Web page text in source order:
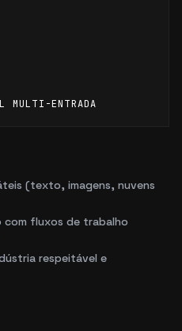
MULTI-ENTRADA
(texto, imagens, nuvens
fluxos de trabalho
respeitável e